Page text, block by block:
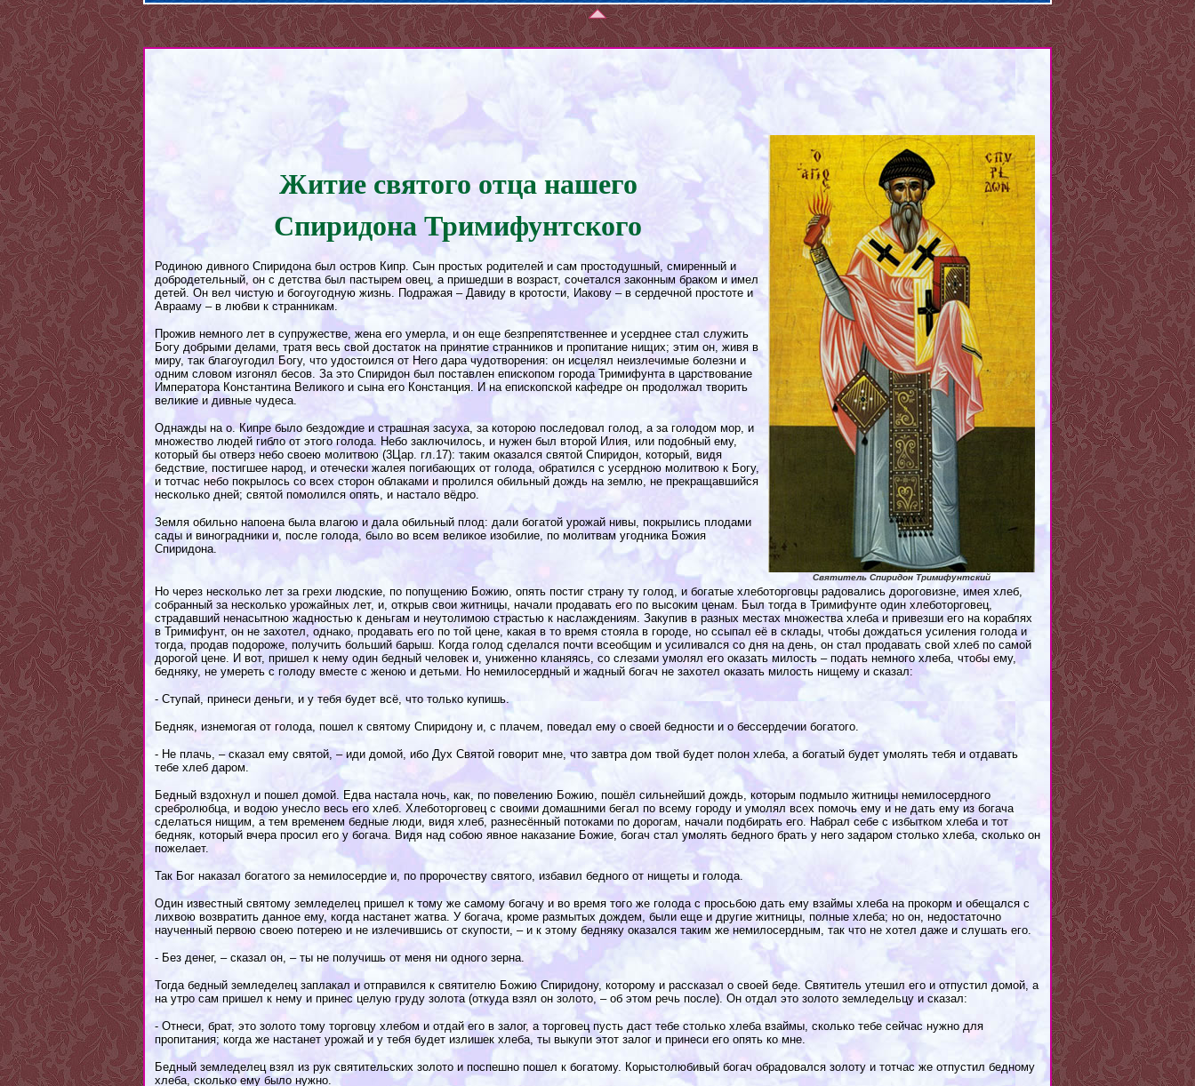
Житие святого отца нашего
Спиридона Тримифунтского
Родиною дивного Спиридона был остров Кипр. Сын простых родителей и сам простодушный, смиренный и
добродетельный, он с детства был пастырем овец, а пришедши в возраст, сочетался законным браком и имел
детей. Он вел чистую и богоугодную жизнь. Подражая – Давиду в кротости, Иакову – в сердечной простоте и
Аврааму – в любви к странникам.
Прожив немного лет в супружестве, жена его умерла, и он еще безпрепятственнее и усерднее стал служить
Богу добрыми делами, тратя весь свой достаток на принятие странников и пропитание нищих; этим он, живя в
миру, так благоугодил Богу, что удостоился от Него дара чудотворения: он исцелял неизлечимые болезни и
одним словом изгонял бесов. За это Спиридон был поставлен епископом города Тримифунта в царствование
Императора Константина Великого и сына его Констанция. И на епископской кафедре он продолжал творить
великие и дивные чудеса.
Однажды на о. Кипре было бездождие и страшная засуха, за которою последовал голод, а за голодом мор, и
множество людей гибло от этого голода. Небо заключилось, и нужен был второй Илия, или подобный ему,
который бы отверз небо своею молитвою (3Цар. гл.17): таким оказался святой Спиридон, который, видя
бедствие, постигшее народ, и отечески жалея погибающих от голода, обратился с усердною молитвою к Богу,
и тотчас небо покрылось со всех сторон облаками и пролился обильный дождь на землю, не прекращавшийся
несколько дней; святой помолился опять, и настало вёдро.
Земля обильно напоена была влагою и дала обильный плод: дали богатой урожай нивы, покрылись плодами
сады и виноградники и, после голода, было во всем великое изобилие, по молитвам угодника Божия
Спиридона.
Святитель Спиридон Тримифунтский
Но через несколько лет за грехи людские, по попущению Божию, опять постиг страну ту голод, и богатые хлеботорговцы радовались дороговизне, имея хлеб,
собранный за несколько урожайных лет, и, открыв свои житницы, начали продавать его по высоким ценам. Был тогда в Тримифунте один хлеботорговец,
страдавший ненасытною жадностью к деньгам и неутолимою страстью к наслаждениям. Закупив в разных местах множества хлеба и привезши его на кораблях
в Тримифунт, он не захотел, однако, продавать его по той цене, какая в то время стояла в городе, но ссыпал её в склады, чтобы дождаться усиления голода и
тогда, продав подороже, получить больший барыш. Когда голод сделался почти всеобщим и усиливался со дня на день, он стал продавать свой хлеб по самой
дорогой цене. И вот, пришел к нему один бедный человек и, униженно кланяясь, со слезами умолял его оказать милость – подать немного хлеба, чтобы ему,
бедняку, не умереть с голоду вместе с женою и детьми. Но немилосердный и жадный богач не захотел оказать милость нищему и сказал:
- Ступай, принеси деньги, и у тебя будет всё, что только купишь.
Бедняк, изнемогая от голода, пошел к святому Спиридону и, с плачем, поведал ему о своей бедности и о бессердечии богатого.
- Не плачь, – сказал ему святой, – иди домой, ибо Дух Святой говорит мне, что завтра дом твой будет полон хлеба, а богатый будет умолять тебя и отдавать
тебе хлеб даром.
Бедный вздохнул и пошел домой. Едва настала ночь, как, по повелению Божию, пошёл сильнейший дождь, которым подмыло житницы немилосердного
сребролюбца, и водою унесло весь его хлеб. Хлеботорговец с своими домашними бегал по всему городу и умолял всех помочь ему и не дать ему из богача
сделаться нищим, а тем временем бедные люди, видя хлеб, разнесённый потоками по дорогам, начали подбирать его. Набрал себе с избытком хлеба и тот
бедняк, который вчера просил его у богача. Видя над собою явное наказание Божие, богач стал умолять бедного брать у него задаром столько хлеба, сколько он
пожелает.
Так Бог наказал богатого за немилосердие и, по пророчеству святого, избавил бедного от нищеты и голода.
Один известный святому земледелец пришел к тому же самому богачу и во время того же голода с просьбою дать ему взаймы хлеба на прокорм и обещался с
лихвою возвратить данное ему, когда настанет жатва. У богача, кроме размытых дождем, были еще и другие житницы, полные хлеба; но он, недостаточно
наученный первою своею потерею и не излечившись от скупости, – и к этому бедняку оказался таким же немилосердным, так что не хотел даже и слушать его.
- Без денег, – сказал он, – ты не получишь от меня ни одного зерна.
Тогда бедный земледелец заплакал и отправился к святителю Божию Спиридону, которому и рассказал о своей беде. Святитель утешил его и отпустил домой, а
на утро сам пришел к нему и принес целую груду золота (откуда взял он золото, – об этом речь после). Он отдал это золото земледельцу и сказал:
- Отнеси, брат, это золото тому торговцу хлебом и отдай его в залог, а торговец пусть даст тебе столько хлеба взаймы, сколько тебе сейчас нужно для
пропитания; когда же настанет урожай и у тебя будет излишек хлеба, ты выкупи этот залог и принеси его опять ко мне.
Бедный земледелец взял из рук святительских золото и поспешно пошел к богатому. Корыстолюбивый богач обрадовался золоту и тотчас же отпустил бедному
хлеба, сколько ему было нужно.